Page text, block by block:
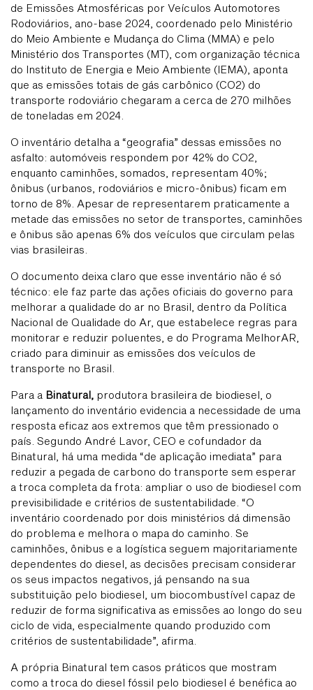
de Emissões Atmosféricas por Veículos Automotores
Rodoviários, ano-base 2024, coordenado pelo Ministério
do Meio Ambiente e Mudança do Clima (MMA) e pelo
Ministério dos Transportes (MT), com organização técnica
do Instituto de Energia e Meio Ambiente (IEMA), aponta
que as emissões totais de gás carbônico (CO2) do
transporte rodoviário chegaram a cerca de 270 milhões
de toneladas em 2024.
O inventário detalha a “geografia” dessas emissões no
asfalto: automóveis respondem por 42% do CO2,
enquanto caminhões, somados, representam 40%;
ônibus (urbanos, rodoviários e micro-ônibus) ficam em
torno de 8%. Apesar de representarem praticamente a
metade das emissões no setor de transportes, caminhões
e ônibus são apenas 6% dos veículos que circulam pelas
vias brasileiras.
O documento deixa claro que esse inventário não é só
técnico: ele faz parte das ações oficiais do governo para
melhorar a qualidade do ar no Brasil, dentro da Política
Nacional de Qualidade do Ar, que estabelece regras para
monitorar e reduzir poluentes, e do Programa MelhorAR,
criado para diminuir as emissões dos veículos de
transporte no Brasil.
Para a Binatural, produtora brasileira de biodiesel, o
lançamento do inventário evidencia a necessidade de uma
resposta eficaz aos extremos que têm pressionado o
país. Segundo André Lavor, CEO e cofundador da
Binatural, há uma medida “de aplicação imediata” para
reduzir a pegada de carbono do transporte sem esperar
a troca completa da frota: ampliar o uso de biodiesel com
previsibilidade e critérios de sustentabilidade. “O
inventário coordenado por dois ministérios dá dimensão
do problema e melhora o mapa do caminho. Se
caminhões, ônibus e a logística seguem majoritariamente
dependentes do diesel, as decisões precisam considerar
os seus impactos negativos, já pensando na sua
substituição pelo biodiesel, um biocombustível capaz de
reduzir de forma significativa as emissões ao longo do seu
ciclo de vida, especialmente quando produzido com
critérios de sustentabilidade”, afirma.
A própria Binatural tem casos práticos que mostram
como a troca do diesel fóssil pelo biodiesel é benéfica ao